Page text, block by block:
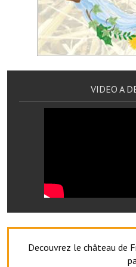
Réserver une salle
Salle Georges Delépine
Maison des services et des
Village culturel
Les Amis du Patrimoine
Le foyer rural
VIDEO A
Decouvrez le château de